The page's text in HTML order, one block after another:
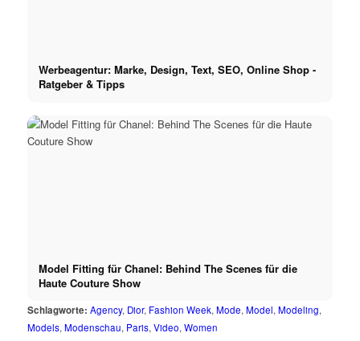
Werbeagentur: Marke, Design, Text, SEO, Online Shop -
Ratgeber & Tipps
Model Fitting für Chanel: Behind The Scenes für die
Haute Couture Show
Schlagworte: Agency, Dior, Fashion Week,Mode,Model,Modeling,
Models,Modenschau, Paris,Video,Women